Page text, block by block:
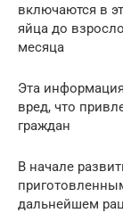
включаются в
яйца до
месяца
Эта
вред, что
граждан
В начале
дальнейшем